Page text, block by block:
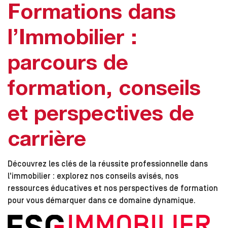
Formations dans
l’Immobilier :
parcours de
formation, conseils
et perspectives de
carrière
Découvrez les clés de la réussite professionnelle dans
l'immobilier : explorez nos conseils avisés, nos
ressources éducatives et nos perspectives de formation
pour vous démarquer dans ce domaine dynamique.